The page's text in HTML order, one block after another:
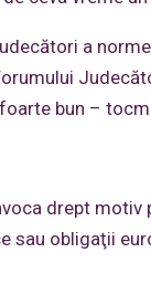
a
bun –
drept motiv
sau obligaţii